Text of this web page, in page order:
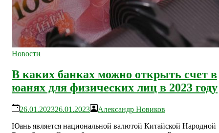
Новости
В каких банках можно открыть счет в
юанях для физических лиц в 2023 году
26.01.202326.01.2023
Александр Новиков
Юань является национальной валютой Китайской Народной